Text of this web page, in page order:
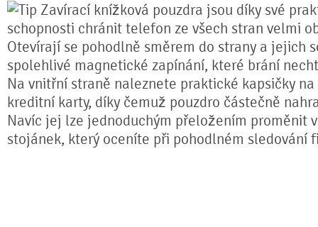
Zavírací knížková pouzdra jsou díky své
schopnosti chránit telefon ze všech stran velmi
Otevírají se pohodlně směrem do strany a jejich
spolehlivé magnetické zapínání, které brání
Na vnitřní straně naleznete praktické kapsičky na
kreditní karty, díky čemuž pouzdro částečně
Navíc jej lze jednoduchým přeložením proměnit
stojánek, který oceníte při pohodlném sledování